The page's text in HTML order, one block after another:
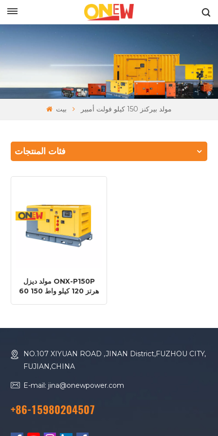
بيت مولد بيركنز 150 كيلو فولت أمبير
فئات المنتجات
مولد ديزل ONX-P150P
60 هرتز 120 كيلو واط 150
NO.107 XIYUAN ROAD ,JINAN District,FUZHOU CITY,
FUJIAN,CHINA
E-mail: jina@onewpower.com
+86-15980204507